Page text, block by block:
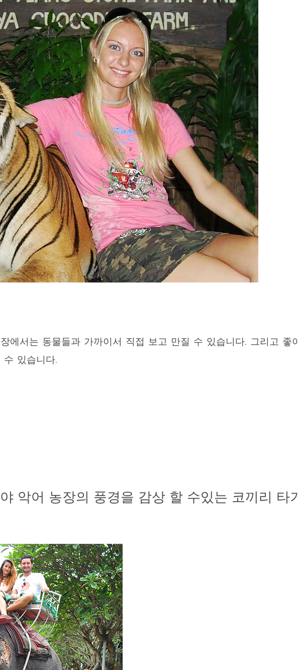
에서는 동물들과 가까이서 직접 보고 만질 수 있습니다. 그리고
있습니다.
악어 농장의 풍경을 감상 할 수있는 코끼리 타